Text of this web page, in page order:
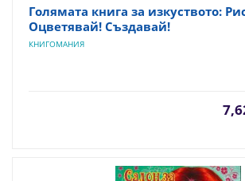
Голямата книга за изкуството:
Оцветявай! Създавай!
КНИГОМАНИЯ